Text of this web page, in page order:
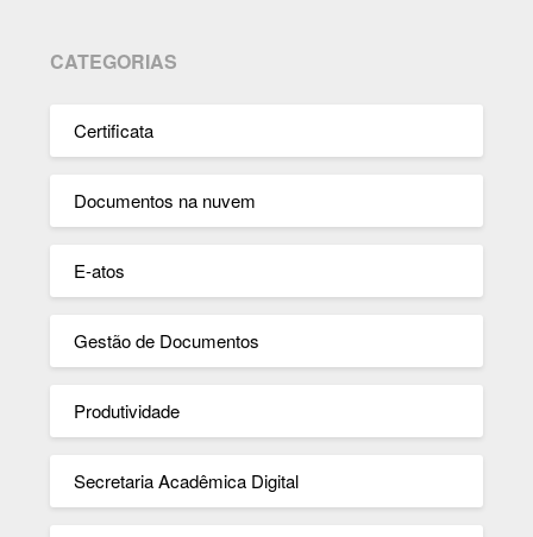
CATEGORIAS
Certificata
Documentos na nuvem
E-atos
Gestão de Documentos
Produtividade
Secretaria Acadêmica Digital